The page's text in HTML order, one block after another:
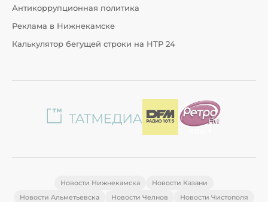
Антикоррупционная политика
Реклама в Нижнекамске
Калькулятор бегущей строки на НТР 24
Новости Нижнекамска
Новости Казани
Новости Альметьевска
Новости Челнов
Новости Чистополя